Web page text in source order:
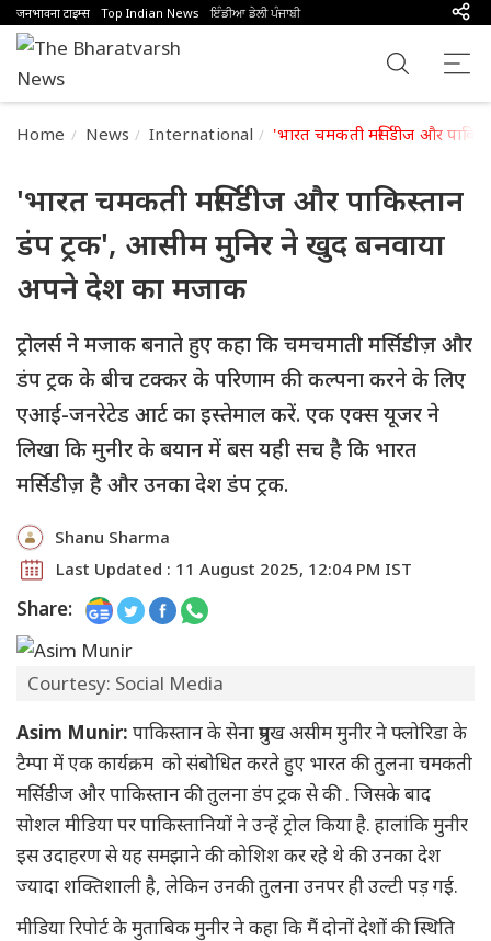
जनभावना टाइम्स Top Indian News ਇੰਡੀਆ ਡੇਲੀ ਪੰਜਾਬੀ
Home News International 'भारत चमकती मर्सिडीज और
'भारत चमकती मर्सिडीज और पाकिस्तान
डंप ट्रक', आसीम मुनिर ने खुद बनवाया
अपने देश का मजाक
ट्रोलर्स ने मजाक बनाते हुए कहा कि चमचमाती मर्सिडीज़ और
डंप ट्रक के बीच टक्कर के परिणाम की कल्पना करने के लिए
एआई-जनरेटेड आर्ट का इस्तेमाल करें. एक एक्स यूजर ने
लिखा कि मुनीर के बयान में बस यही सच है कि भारत
मर्सिडीज़ है और उनका देश डंप ट्रक.
Shanu Sharma
Last Updated : 11 August 2025, 12:04 PM IST
Share:
Courtesy: Social Media
Asim Munir: पाकिस्तान के सेना प्रमुख असीम मुनीर ने फ्लोरिडा के
टैम्पा में एक कार्यक्रम को संबोधित करते हुए भारत की तुलना चमकती
मर्सिडीज और पाकिस्तान की तुलना डंप ट्रक से की . जिसके बाद
सोशल मीडिया पर पाकिस्तानियों ने उन्हें ट्रोल किया है. हालांकि मुनीर
इस उदाहरण से यह समझाने की कोशिश कर रहे थे की उनका देश
ज्यादा शक्तिशाली है, लेकिन उनकी तुलना उनपर ही उल्टी पड़ गई.
मीडिया रिपोर्ट के मुताबिक मुनीर ने कहा कि मैं दोनों देशों की स्थिति